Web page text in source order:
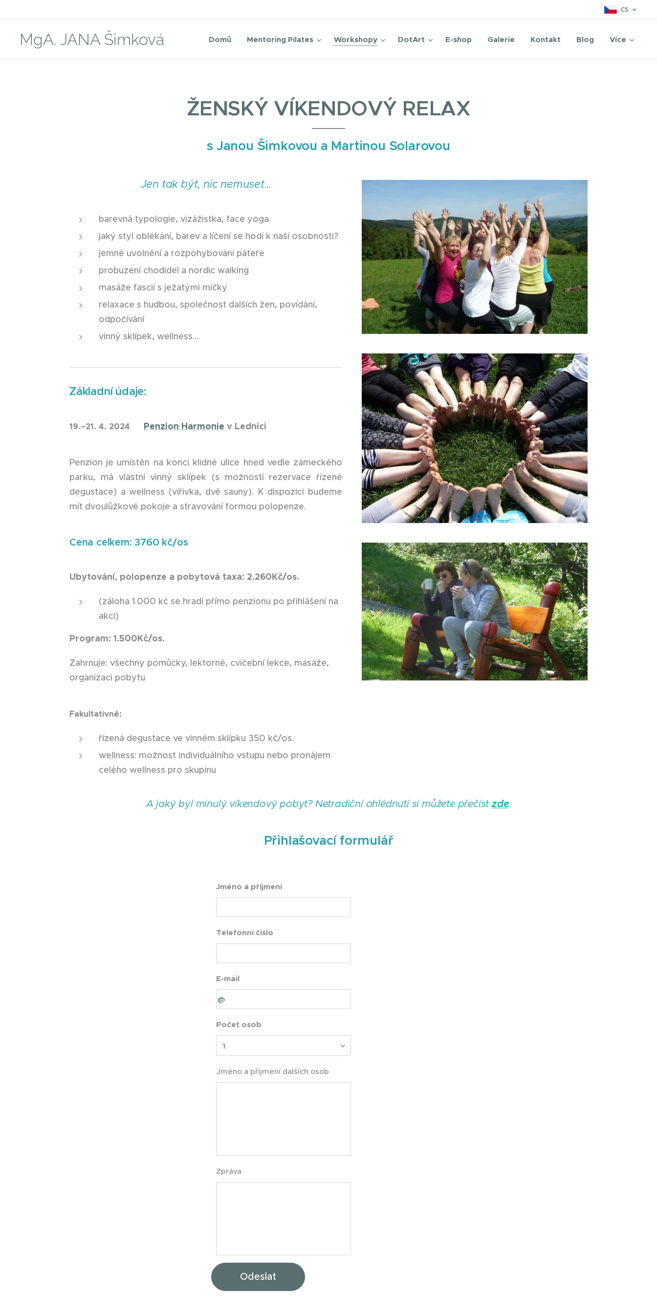
CS
MgA. JANA Šimková Domů Mentoring Pilates Workshopy DotArt E-shop Galerie Kontakt Blog Více
ŽENSKÝ VÍKENDOVÝ RELAX
s Janou Šimkovou a Martinou Solarovou
Jen tak být, nic nemuset…
barevná typologie, vizážistka, face yoga
jaký styl oblékání, barev a líčení se hodí k naší osobnosti?
jemné uvolnění a rozpohybování páteře
probuzení chodidel a nordic walking
masáže fascií s ježatými míčky
relaxace s hudbou, společnost dalších žen, povídání,
odpočívání
vinný sklípek, wellness…
Základní údaje:
19.–21. 4. 2024 Penzion Harmonie v Lednici
Penzion je umístěn na konci klidné ulice hned vedle zámeckého
parku, má vlastní vinný sklípek (s možností rezervace řízené
degustace) a wellness (vířivka, dvě sauny). K dispozici budeme
mít dvoulůžkové pokoje a stravování formou polopenze.
Cena celkem: 3760 kč/os
Ubytování, polopenze a pobytová taxa: 2.260Kč/os.
(záloha 1.000 kč se hradí přímo penzionu po přihlášení na
akci)
Program: 1.500Kč/os.
Zahrnuje: všechny pomůcky, lektorné, cvičební lekce, masáže,
organizaci pobytu
Fakultativně:
řízená degustace ve vinném sklípku 350 kč/os.
wellness: možnost individuálního vstupu nebo pronájem
celého wellness pro skupinu
A jaký byl minulý víkendový pobyt? Netradiční ohlédnutí si můžete přečíst zde.
Přihlašovací formulář
Jméno a příjmení
Telefonní číslo
E-mail
Počet osob
Jméno a příjmení dalších osob
Zpráva
Odeslat